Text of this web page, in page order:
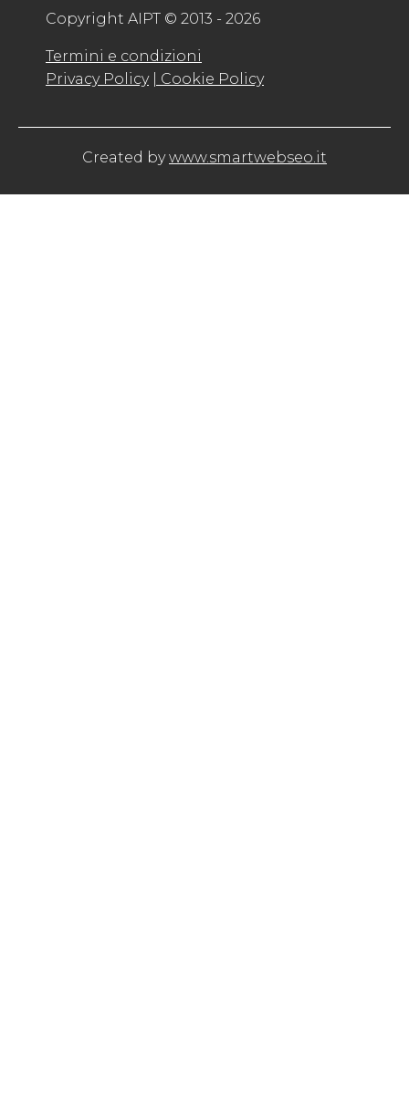
Copyright AIPT © 2013 - 2026
Termini e condizioni
Privacy Policy
| Cookie Policy
Created bywww.smartwebseo.it